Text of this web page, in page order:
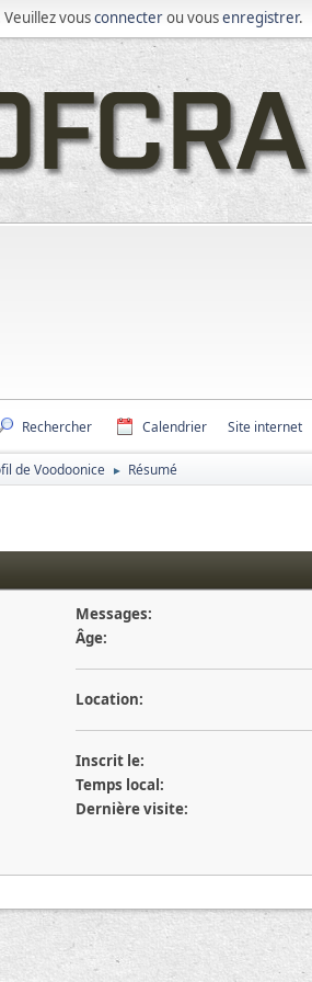
Veuillez vousconnecterou vousenregistrer.
Rechercher Calendrier Site internet
de Voodoonice ► Résumé
Messages:
Âge:
Location:
Inscrit le:
Temps local:
Dernière visite: